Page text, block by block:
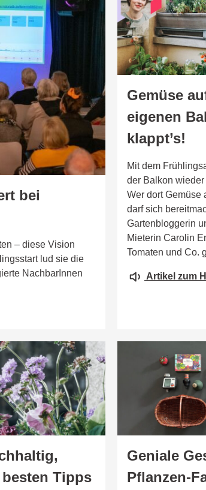
bei
– diese Vision
lud sie die
NachbarInnen
Gemüse
eigenen
klappt’s!
Mit dem
der Balkon
Wer dort Gemüse
darf sich
Gartenbloggerin
Mieterin Carolin
Tomaten und Co.
Artikel zum
Tipps
Geniale
Pflanzen-